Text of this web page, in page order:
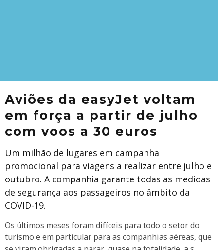
Aviões da easyJet voltam
em força a partir de julho
com voos a 30 euros
Um milhão de lugares em campanha
promocional para viagens a realizar entre julho e
outubro. A companhia garante todas as medidas
de segurança aos passageiros no âmbito da
COVID-19.
Os últimos meses foram difíceis para todo o setor do
turismo e em particular para as companhias aéreas, que